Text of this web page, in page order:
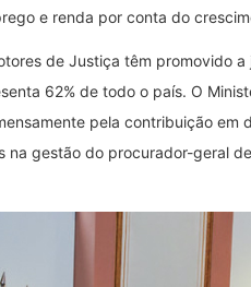
e renda por conta do
de Justiça têm promovido
62% de todo o país. O
pela contribuição em
na gestão do procurador-geral